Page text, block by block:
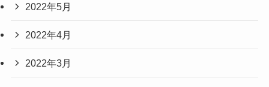
2022年5月
2022年4月
2022年3月